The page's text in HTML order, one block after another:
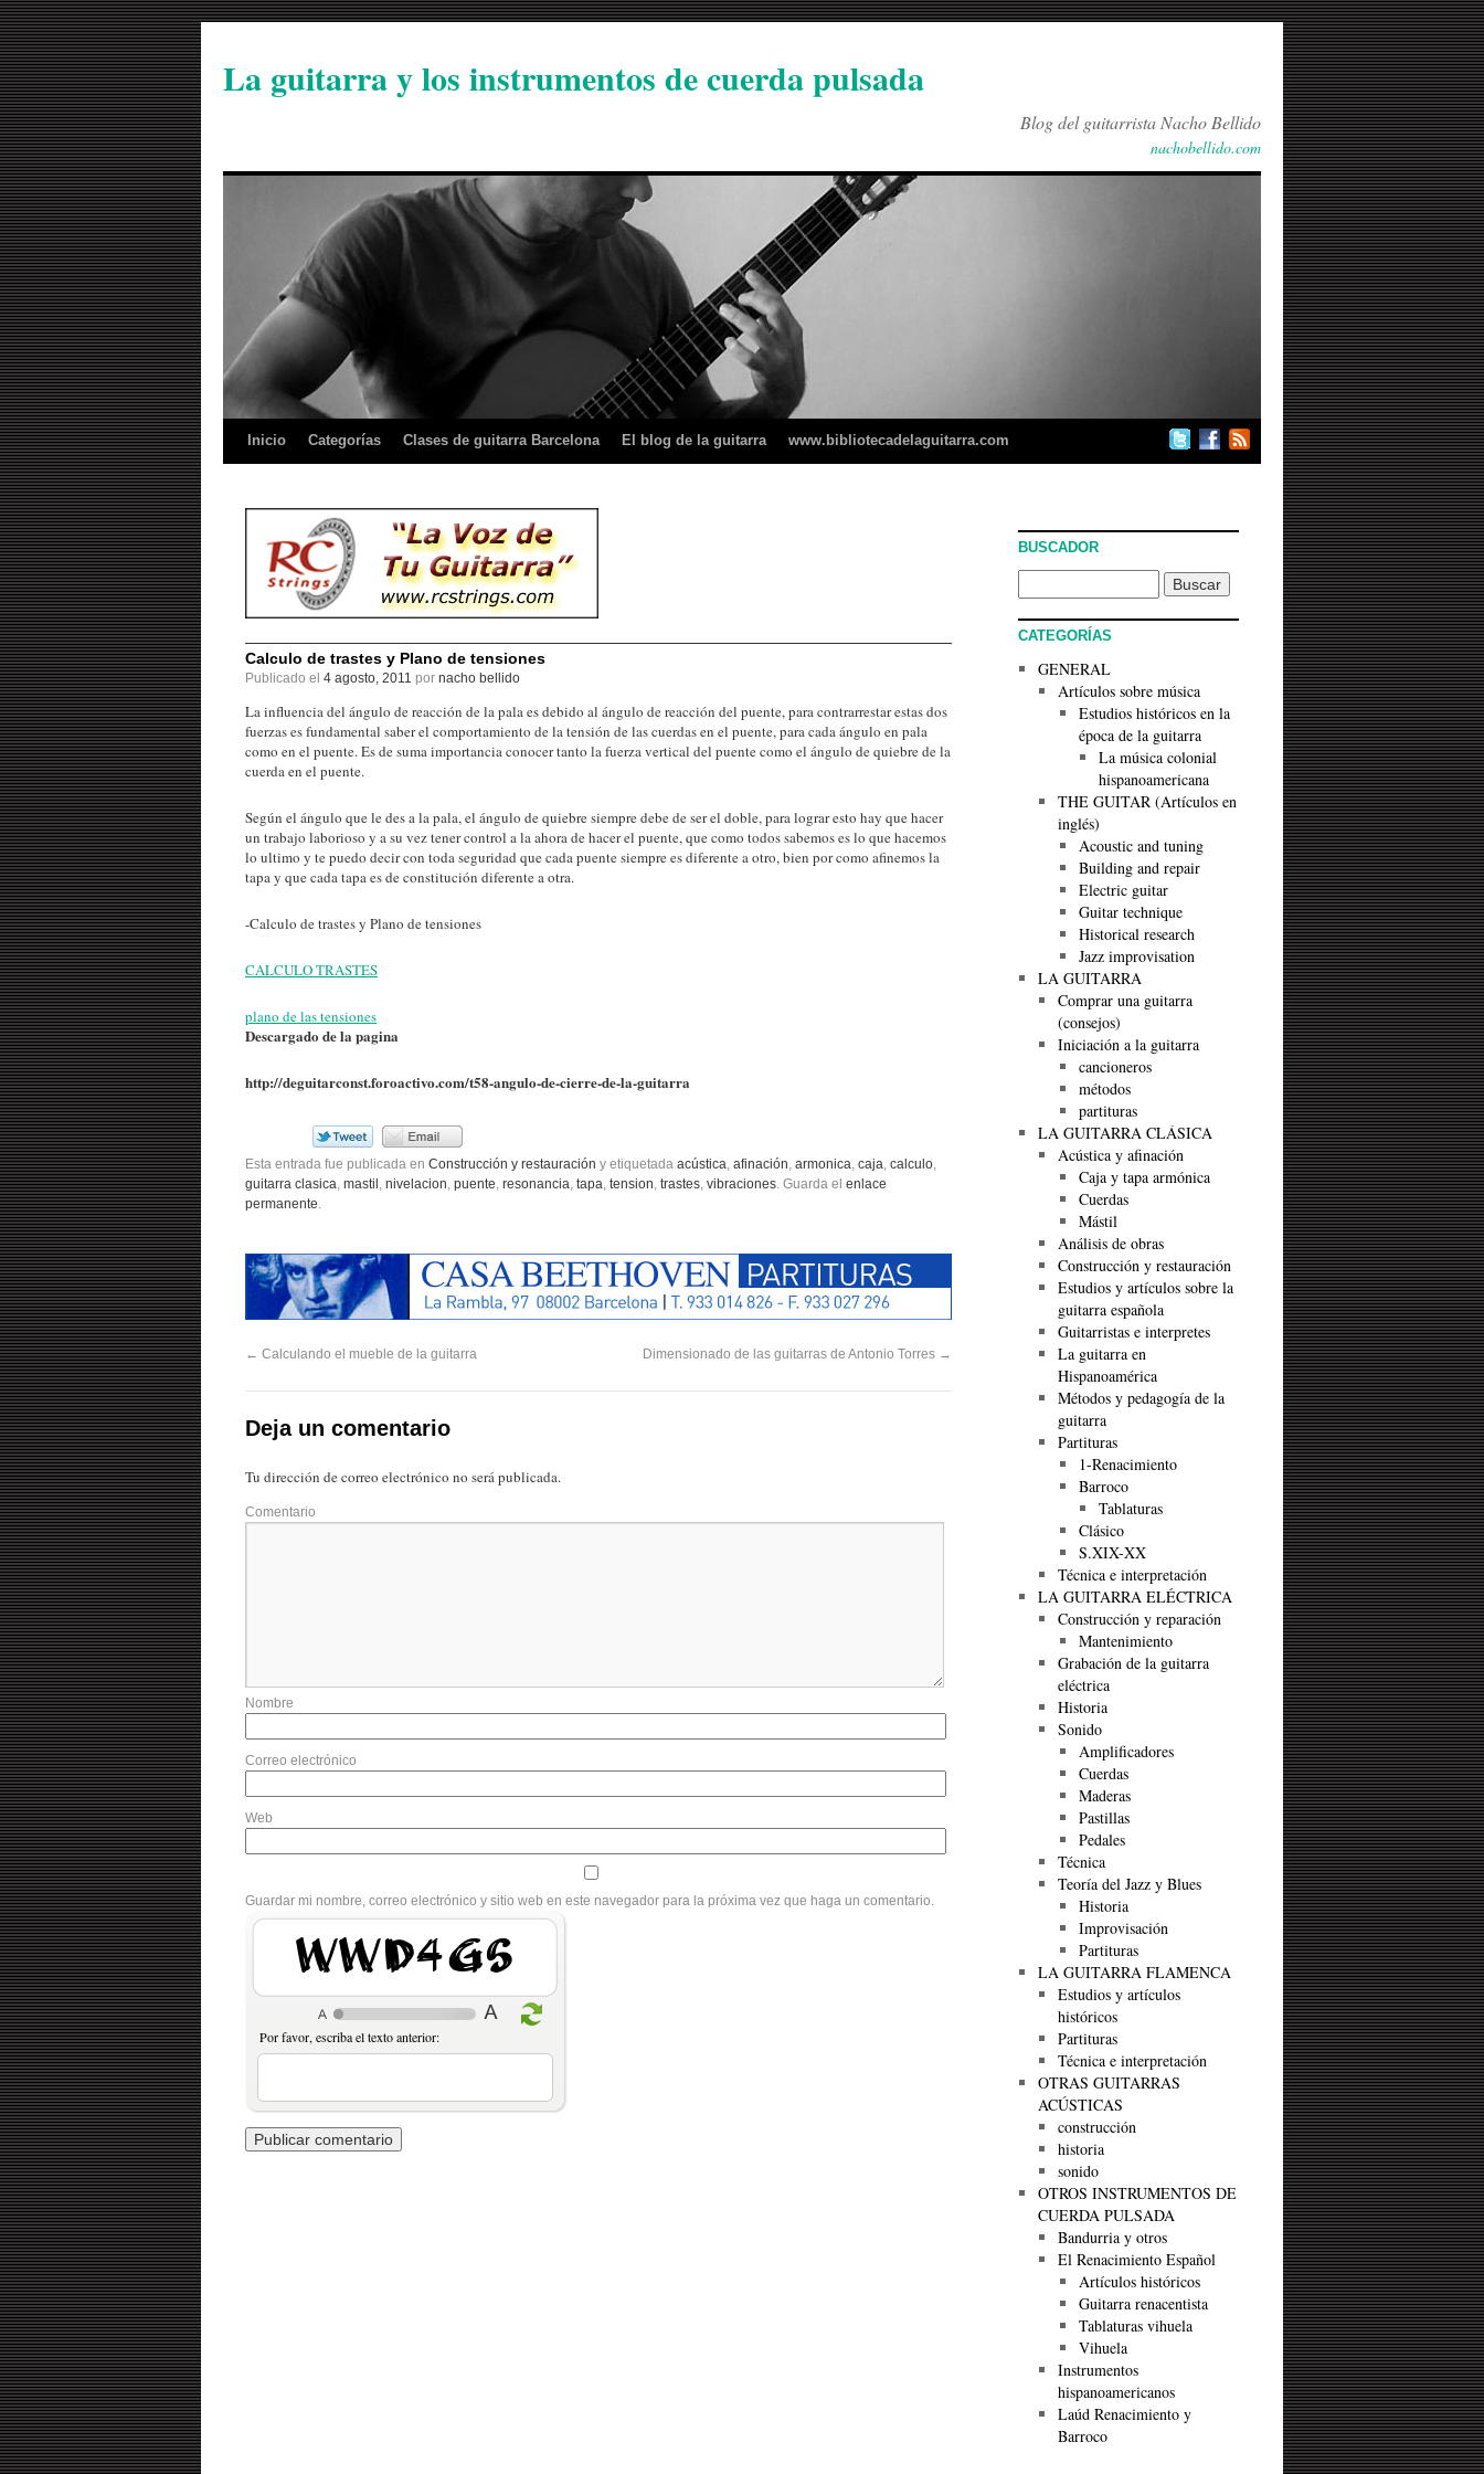
La guitarra y los instrumentos de cuerda pulsada
Blog del guitarrista Nacho Bellido
nachobellido.com
Inicio Categorías Clases de guitarra Barcelona El blog de la guitarra www.bibliotecadelaguitarra.com
Calculo de trastes y Plano de tensiones
Publicado el 4 agosto, 2011 por nacho bellido
La influencia del ángulo de reacción de la pala es debido al ángulo de reacción del puente, para contrarrestar estas dos
fuerzas es fundamental saber el comportamiento de la tensión de las cuerdas en el puente, para cada ángulo en pala
como en el puente. Es de suma importancia conocer tanto la fuerza vertical del puente como el ángulo de quiebre de la
cuerda en el puente.
Según el ángulo que le des a la pala, el ángulo de quiebre siempre debe de ser el doble, para lograr esto hay que hacer
un trabajo laborioso y a su vez tener control a la ahora de hacer el puente, que como todos sabemos es lo que hacemos
lo ultimo y te puedo decir con toda seguridad que cada puente siempre es diferente a otro, bien por como afinemos la
tapa y que cada tapa es de constitución diferente a otra.
-Calculo de trastes y Plano de tensiones
CALCULO TRASTES
plano de las tensiones
Descargado de la pagina
http://deguitarconst.foroactivo.com/t58-angulo-de-cierre-de-la-guitarra
Esta entrada fue publicada en Construcción y restauración y etiquetada acústica afinación armonica caja calculo
guitarra clasica mastil nivelacion puente resonancia tapa tension trastes vibraciones . Guarda el enlace
permanente
← Calculando el mueble de la guitarra Dimensionado de las guitarras de Antonio Torres →
Deja un comentario
Tu dirección de correo electrónico no será publicada.
Comentario
Nombre
Correo electrónico
Web
Guardar mi nombre, correo electrónico y sitio web en este navegador para la próxima vez que haga un comentario.
ddtBRG
Por favor, escriba el texto anterior:
BUSCADOR
CATEGORÍAS
GENERAL
Artículos sobre música
Estudios históricos en la
época de la guitarra
La música colonial
hispanoamericana
THE GUITAR (Artículos en
inglés)
Acoustic and tuning
Building and repair
Electric guitar
Guitar technique
Historical research
Jazz improvisation
LA GUITARRA
Comprar una guitarra
(consejos)
Iniciación a la guitarra
cancioneros
métodos
partituras
LA GUITARRA CLÁSICA
Acústica y afinación
Caja y tapa armónica
Cuerdas
Mástil
Análisis de obras
Construcción y restauración
Estudios y artículos sobre la
guitarra española
Guitarristas e interpretes
La guitarra en
Hispanoamérica
Métodos y pedagogía de la
guitarra
Partituras
1-Renacimiento
Barroco
Tablaturas
Clásico
S.XIX-XX
Técnica e interpretación
LA GUITARRA ELÉCTRICA
Construcción y reparación
Mantenimiento
Grabación de la guitarra
eléctrica
Historia
Sonido
Amplificadores
Cuerdas
Maderas
Pastillas
Pedales
Técnica
Teoría del Jazz y Blues
Historia
Improvisación
Partituras
LA GUITARRA FLAMENCA
Estudios y artículos
históricos
Partituras
Técnica e interpretación
OTRAS GUITARRAS
ACÚSTICAS
construcción
historia
sonido
OTROS INSTRUMENTOS DE
CUERDA PULSADA
Bandurria y otros
El Renacimiento Español
Artículos históricos
Guitarra renacentista
Tablaturas vihuela
Vihuela
Instrumentos
hispanoamericanos
Laúd Renacimiento y
Barroco